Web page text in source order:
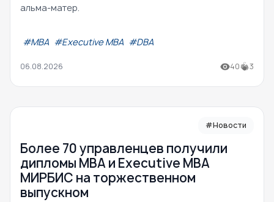
альма-матер.
#МВА #Executive MBA #DBA
06.08.2026 40 3
#Новости
Более 70 управленцев получили
дипломы MBA и Executive MBA
МИРБИС на торжественном
выпускном